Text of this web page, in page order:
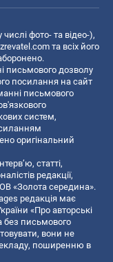
фото- та відео-),
та всіх його
письмового дозволу
посилання на сайт
письмового
систем,
оригінальний
статті,
редакції,
«Золота середина».
редакція має
«Про авторські
без письмового
вони не
поширенню в